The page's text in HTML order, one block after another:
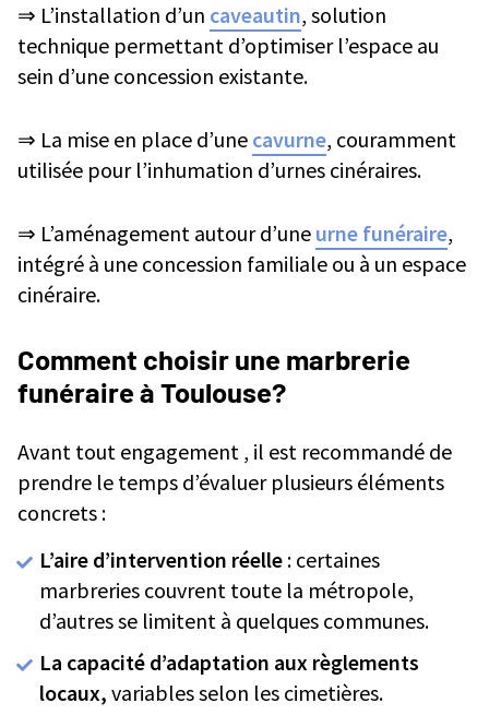
⇒ L’installation d’un caveautin, solution
technique permettant d’optimiser l’espace au
sein d’une concession existante.
⇒ La mise en place d’une cavurne, couramment
utilisée pour l’inhumation d’urnes cinéraires.
⇒ L’aménagement autour d’une urne funéraire,
intégré à une concession familiale ou à un espace
cinéraire.
Comment choisir une marbrerie
funéraire à Toulouse?
Avant tout engagement , il est recommandé de
prendre le temps d’évaluer plusieurs éléments
concrets :
L’aire d’intervention réelle : certaines
marbreries couvrent toute la métropole,
d’autres se limitent à quelques communes.
La capacité d’adaptation aux règlements
locaux, variables selon les cimetières.